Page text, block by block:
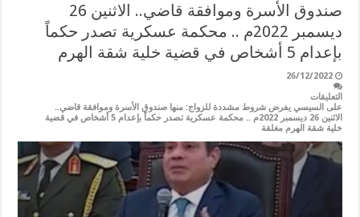
صندوق الأسرة وموافقة قاضي.. الاثنين 26
ديسمبر 2022م .. محكمة عسكرية تصدر حكماً
بإعدام 5 أشخاص في قضية خلية شقة الهرم
26/12/2022
التعليقات
على السيسي يفرض شروط مشددة للزواج: منها صندوق الأسرة وموافقة قاضي..
الاثنين 26 ديسمبر 2022م .. محكمة عسكرية تصدر حكماً بإعدام 5 أشخاص في قضية
خلية شقة الهرم مغلقة